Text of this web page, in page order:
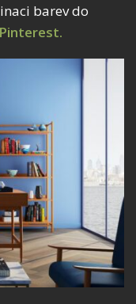
barev do
Pinterest.